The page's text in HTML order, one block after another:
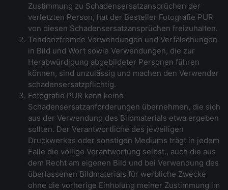
Zustimmung zu Schadensersatzansprüchen der
verletzten Person, hat der Besteller Fotografie PUR
von diesen Schadensersatzansprüchen freizuhalten.
Tendenzfremde Verwendungen und Verfälschungen
in Bild und Wort sowie Verwendungen, die zur
Herabwürdigung abgebildeter Personen führen
können, sind unzulässig und machen den Verwender
schadensersatzpflichtig.
Fotografie PUR kann keine
Schadensersatzanforderungen übernehmen, die sich
aus der Verwendung des Bildmaterials etwa ergeben
sollten. Der Verantwortliche des jeweiligen
Druckwerkes oder sonstigen Mediums trägt in jedem
Falle die völlige Verantwortung selbst., auch die aus
dem Recht am eigenen Bild und bei Verwendung des
überlassenen Bildmaterials für werbliche Zwecke
ohne die vorherige Einholung meiner Zustimmung im